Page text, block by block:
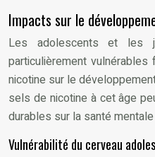
Impacts sur le
Les adolescents et les
particulièrement
nicotine sur le
sels de nicotine à cet âge
durables sur la santé
Vulnérabilité du cerveau